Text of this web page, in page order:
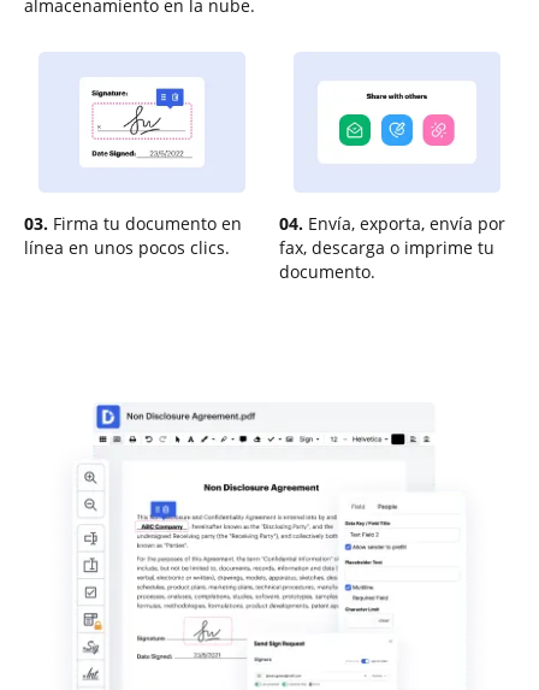
almacenamiento en la nube.
03. Firma tu documento en
línea en unos pocos clics.
04. Envía, exporta, envía por
fax, descarga o imprime tu
documento.